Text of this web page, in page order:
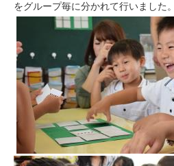
をグループ毎に分かれて行いました。